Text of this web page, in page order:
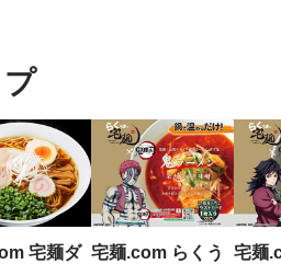
宅麺ダ 宅麺.com らくう
宅麺